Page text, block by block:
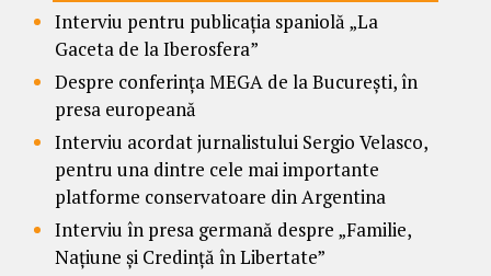
Interviu pentru publicația spaniolă „La
Gaceta de la Iberosfera”
Despre conferința MEGA de la București, în
presa europeană
Interviu acordat jurnalistului Sergio Velasco,
pentru una dintre cele mai importante
platforme conservatoare din Argentina
Interviu în presa germană despre „Familie,
Națiune și Credință în Libertate”